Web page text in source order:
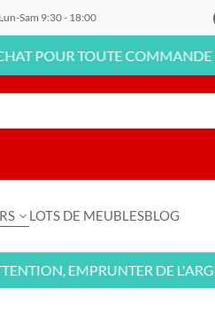
Lun-Sam 9:30 - 18:00
TOUTE COMMANDE EN
LOTS DE MEUBLESBLOG
EMPRUNTER DE L'ARGENT